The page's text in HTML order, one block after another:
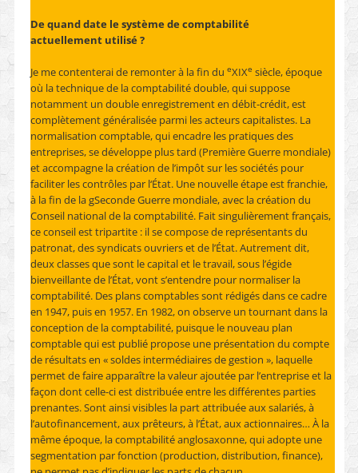
De quand date le système de comptabilité
actuellement utilisé ?
Je me contenterai de remonter à la fin du eXIXe siècle, époque
où la technique de la comptabilité double, qui suppose
notamment un double enregistrement en débit-crédit, est
complètement généralisée parmi les acteurs capitalistes. La
normalisation comptable, qui encadre les pratiques des
entreprises, se développe plus tard (Première Guerre mondiale)
et accompagne la création de l’impôt sur les sociétés pour
faciliter les contrôles par l‘État. Une nouvelle étape est franchie,
à la fin de la gSeconde Guerre mondiale, avec la création du
Conseil national de la comptabilité. Fait singulièrement français,
ce conseil est tripartite : il se compose de représentants du
patronat, des syndicats ouvriers et de l’État. Autrement dit,
deux classes que sont le capital et le travail, sous l’égide
bienveillante de l’État, vont s’entendre pour normaliser la
comptabilité. Des plans comptables sont rédigés dans ce cadre
en 1947, puis en 1957. En 1982, on observe un tournant dans la
conception de la comptabilité, puisque le nouveau plan
comptable qui est publié propose une présentation du compte
de résultats en « soldes intermédiaires de gestion », laquelle
permet de faire apparaître la valeur ajoutée par l’entreprise et la
façon dont celle-ci est distribuée entre les différentes parties
prenantes. Sont ainsi visibles la part attribuée aux salariés, à
l’autofinancement, aux prêteurs, à l’État, aux actionnaires… À la
même époque, la comptabilité anglosaxonne, qui adopte une
segmentation par fonction (production, distribution, finance),